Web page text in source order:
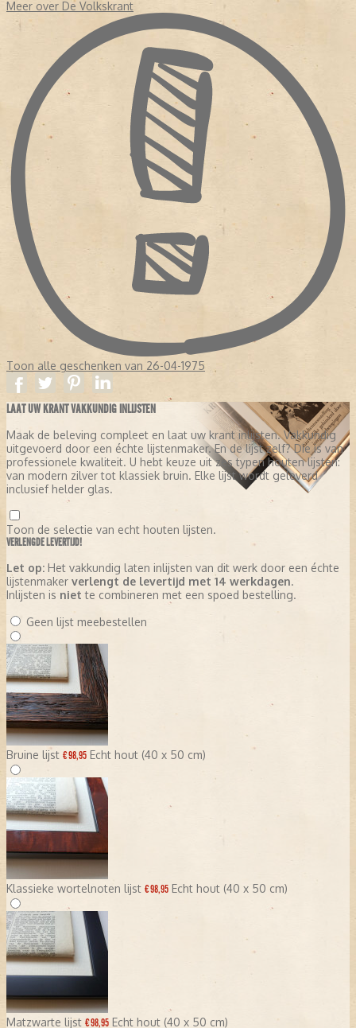
Meer over De Volkskrant
Toon alle geschenken van 26-04-1975
LAAT UW KRANT VAKKUNDIG INLIJSTEN
Maak de beleving compleet en laat uw krant inlijsten. Vakkundig
uitgevoerd door een échte lijstenmaker. En de lijst zelf? Die is van
professionele kwaliteit. U hebt keuze uit zes typen houten lijsten:
van modern zilver tot klassiek bruin. Elke lijst wordt geleverd
inclusief helder glas.
Toon de selectie van echt houten lijsten.
VERLENGDE LEVERTIJD!
Let op: Het vakkundig laten inlijsten van dit werk door een échte
lijstenmaker verlengt de levertijd met 14 werkdagen.
Inlijsten is niet te combineren met een spoed bestelling.
Geen lijst meebestellen
Bruine lijst € 98,95 Echt hout (40 x 50 cm)
Klassieke wortelnoten lijst € 98,95 Echt hout (40 x 50 cm)
Matzwarte lijst € 98,95 Echt hout (40 x 50 cm)